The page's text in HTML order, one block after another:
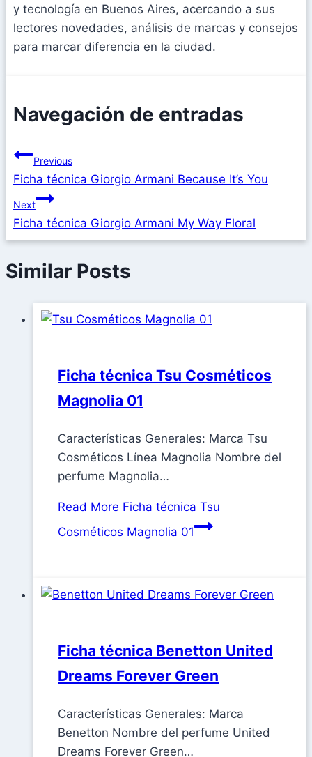
y tecnología en Buenos Aires, acercando a sus
lectores novedades, análisis de marcas y consejos
para marcar diferencia en la ciudad.
Navegación de entradas
Previous
Ficha técnica Giorgio Armani Because It’s You
Next
Ficha técnica Giorgio Armani My Way Floral
Similar Posts
Ficha técnica Tsu Cosméticos
Magnolia 01
Características Generales: Marca Tsu
Cosméticos Línea Magnolia Nombre del
perfume Magnolia…
Read More Ficha técnica Tsu
Cosméticos Magnolia 01
Ficha técnica Benetton United
Dreams Forever Green
Características Generales: Marca
Benetton Nombre del perfume United
Dreams Forever Green…